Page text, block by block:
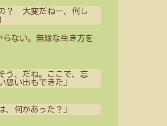
？ 大変だねー、何し
ない。無縁な生き方を
う、だね。ここで、忘
思い出もできた」
、何かあった？」